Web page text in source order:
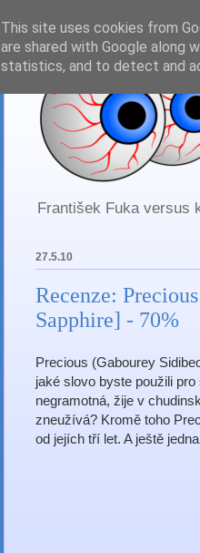
František Fuka versus
27.5.10
Recenze:
Sapphire] - 70%
Precious (Gabourey
jaké slovo byste použili
negramotná, žije v
zneužívá? Kromě toho
od jejích tří let. A ještě
This site uses cookies from
are shared with Google along
statistics, and to detect and